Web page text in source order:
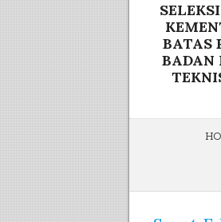
BATAS
BADAN